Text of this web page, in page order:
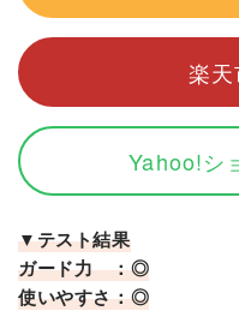
楽
Yahoo!シ
▼テスト結果
ガード力 ：◎
使いやすさ：◎